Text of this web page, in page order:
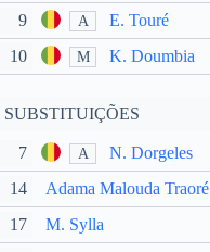
9 A
E. Touré
10
M K. Doumbia
SUBSTITUIÇÕES
7 A N. Dorgeles
14 Adama Malouda Traoré
17 M. Sylla